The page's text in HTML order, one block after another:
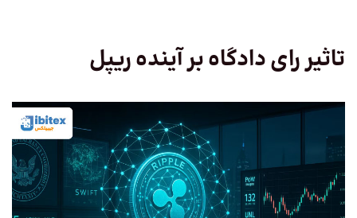
تاثیر رای دادگاه بر آینده ریپل